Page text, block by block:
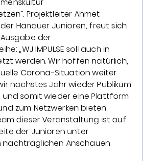
Projektleiter Ahmet
Hanauer Junioren, freut sich
der
„WJ IMPULSE soll auch in
werden. Wir hoffen natürlich,
Corona-Situation weiter
nächstes Jahr wieder Publikum
somit wieder eine Plattform
zum Netzwerken bieten
dieser Veranstaltung ist auf
der Junioren unter
nachträglichen Anschauen